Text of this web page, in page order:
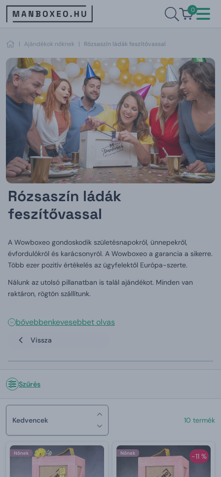
0
| Ajándékok nőknek | Rózsaszín ládák feszítővassal
Rózsaszín ládák
feszítővassal
A Wowboxeo gondoskodik születésnapokról, ünnepekről,
évfordulókról és karácsonyról. A Wowboxeo a garancia a sikerre.
Több ezer pozitív értékelés az ügyfelektől Európa-szerte.
Nálunk az utolsó pillanatban is talál ajándékot. Minden van
raktáron, rögtön szállítunk.
bővebbenkevesebbet olvas
Vissza
Szűrés
Kedvencek 10 termék
Nőnek -11 %
Nőnek